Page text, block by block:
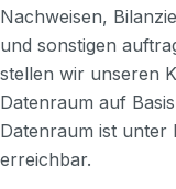
Nachweisen,
und sonstigen
stellen wir unseren
Datenraum auf
Datenraum ist
erreichbar.